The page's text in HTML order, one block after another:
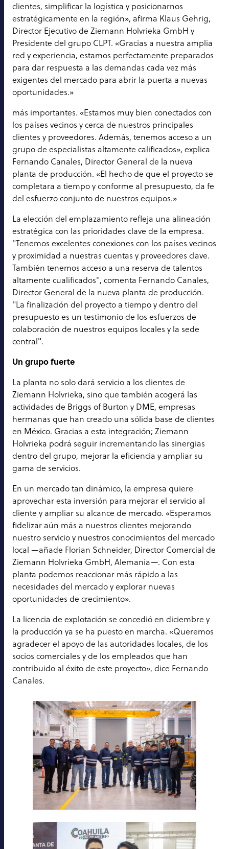
clientes, simplificar la logística y posicionarnos
estratégicamente en la región», afirma Klaus Gehrig,
Director Ejecutivo de Ziemann Holvrieka GmbH y
Presidente del grupo CLPT. «Gracias a nuestra amplia
red y experiencia, estamos perfectamente preparados
para dar respuesta a las demandas cada vez más
exigentes del mercado para abrir la puerta a nuevas
oportunidades.»
más importantes. «Estamos muy bien conectados con
los países vecinos y cerca de nuestros principales
clientes y proveedores. Además, tenemos acceso a un
grupo de especialistas altamente calificados», explica
Fernando Canales, Director General de la nueva
planta de producción. «El hecho de que el proyecto se
completara a tiempo y conforme al presupuesto, da fe
del esfuerzo conjunto de nuestros equipos.»
La elección del emplazamiento refleja una alineación
estratégica con las prioridades clave de la empresa.
"Tenemos excelentes conexiones con los países vecinos
y proximidad a nuestras cuentas y proveedores clave.
También tenemos acceso a una reserva de talentos
altamente cualificados", comenta Fernando Canales,
Director General de la nueva planta de producción.
"La finalización del proyecto a tiempo y dentro del
presupuesto es un testimonio de los esfuerzos de
colaboración de nuestros equipos locales y la sede
central".
Un grupo fuerte
La planta no solo dará servicio a los clientes de
Ziemann Holvrieka, sino que también acogerá las
actividades de Briggs of Burton y DME, empresas
hermanas que han creado una sólida base de clientes
en México. Gracias a esta integración; Ziemann
Holvrieka podrá seguir incrementando las sinergias
dentro del grupo, mejorar la eficiencia y ampliar su
gama de servicios.
En un mercado tan dinámico, la empresa quiere
aprovechar esta inversión para mejorar el servicio al
cliente y ampliar su alcance de mercado. «Esperamos
fidelizar aún más a nuestros clientes mejorando
nuestro servicio y nuestros conocimientos del mercado
local —añade Florian Schneider, Director Comercial de
Ziemann Holvrieka GmbH, Alemania—. Con esta
planta podemos reaccionar más rápido a las
necesidades del mercado y explorar nuevas
oportunidades de crecimiento».
La licencia de explotación se concedió en diciembre y
la producción ya se ha puesto en marcha. «Queremos
agradecer el apoyo de las autoridades locales, de los
socios comerciales y de los empleados que han
contribuido al éxito de este proyecto», dice Fernando
Canales.